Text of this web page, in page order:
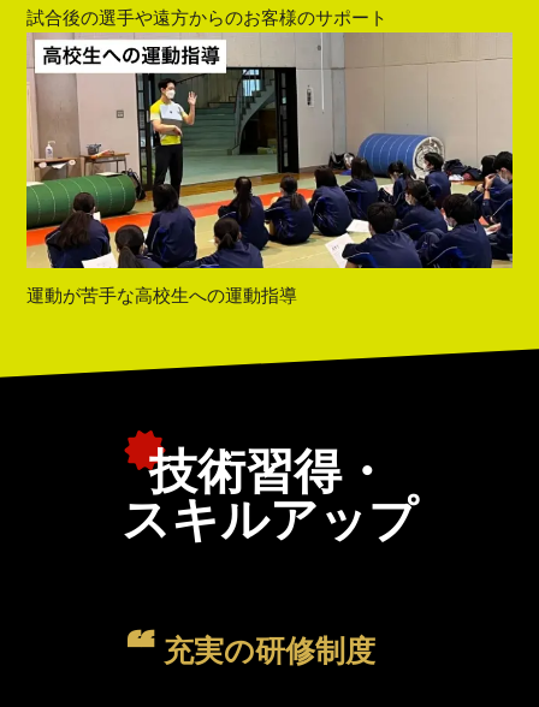
試合後の選手や遠方からのお客様のサポート
運動が苦手な高校生への運動指導
技術習得・
スキルアップ
充実の研修制度